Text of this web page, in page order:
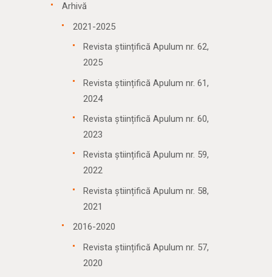
Arhivă
2021-2025
Revista științifică Apulum nr. 62,
2025
Revista științifică Apulum nr. 61,
2024
Revista științifică Apulum nr. 60,
2023
Revista științifică Apulum nr. 59,
2022
Revista științifică Apulum nr. 58,
2021
2016-2020
Revista științifică Apulum nr. 57,
2020